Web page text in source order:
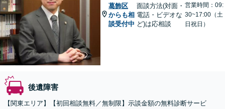
葛飾区
からも相
談受付中
面談方法(対面・
電話・ビデオな
ど)は応相談
営業時間：09:
30~17:00（土
日祝日）
後遺障害
【関東エリア】【初回相談無料／無制限】示談金額の無料診断サービ